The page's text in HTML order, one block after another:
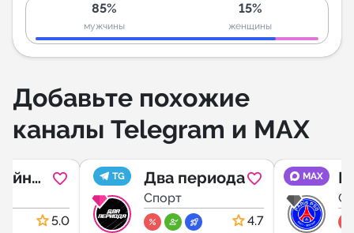
85%
мужчины
15%
женщины
Добавьте похожие
каналы Telegram и MAX
5.0
TG Два периода
Спорт
4.7
MAX